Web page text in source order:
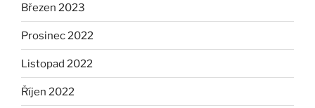
Březen 2023
Prosinec 2022
Listopad 2022
Říjen 2022